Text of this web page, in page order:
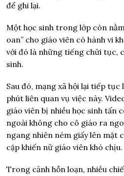
để ghi lại.
Một học sinh trong lớp còn
oan” cho giáo viên có hành vi
với đó là những tiếng chửi tục,
sinh.
Sau đó, mạng xã hội lại tiếp
phút liên quan vụ việc này.
giáo viên bị nhiều học sinh tấn
ngoài không cho cô giáo ra
ngang nhiên ném giấy lên mặt
cặp khiến nữ giáo viên khó chịu.
Trong cảnh hỗn loạn, nhiều